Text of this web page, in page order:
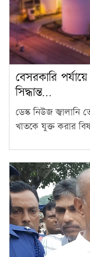
8
9
10
11
12
বেসরকারি
সিদ্ধান্ত…
ডেস্ক নিউজ জ্বালানি
খাতকে যুক্ত করার